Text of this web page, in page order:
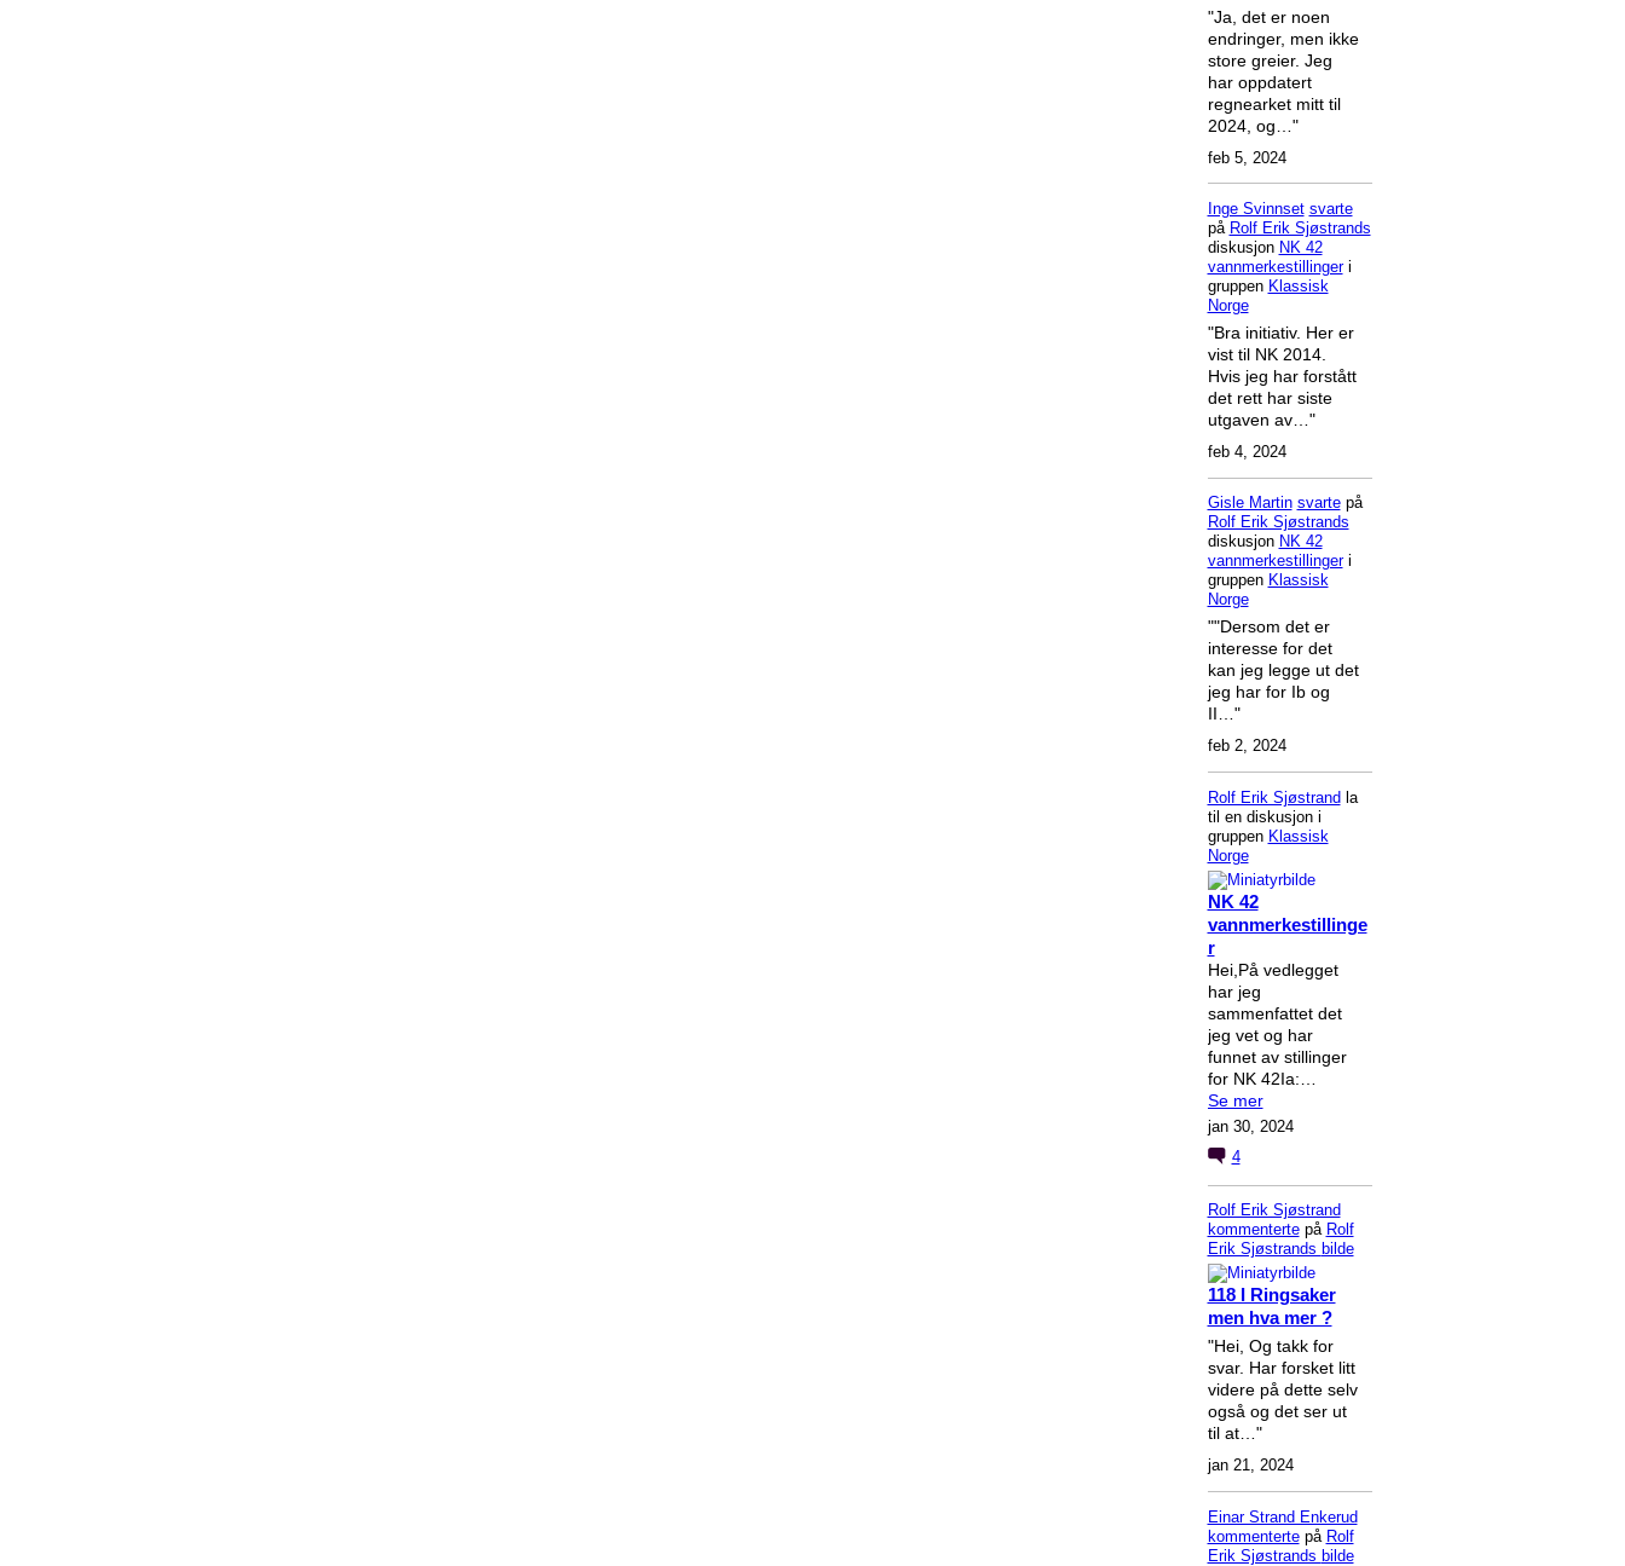
"Ja, det er noen
endringer, men ikke
store greier. Jeg
har oppdatert
regnearket mitt til
2024, og…"
feb 5, 2024
Inge Svinnset svarte
på Rolf Erik Sjøstrands
diskusjon NK 42
vannmerkestillingeri
gruppen Klassisk
Norge
"Bra initiativ. Her er
vist til NK 2014.
Hvis jeg har forstått
det rett har siste
utgaven av…"
feb 4, 2024
Gisle Martin svartepå
Rolf Erik Sjøstrands
diskusjon NK 42
vannmerkestillingeri
gruppen Klassisk
Norge
""Dersom det er
interesse for det
kan jeg legge ut det
jeg har for Ib og
II…"
feb 2, 2024
Rolf Erik Sjøstrand la
til en diskusjon i
gruppen Klassisk
Norge
NK 42
vannmerkestillinge
r
Hei,På vedlegget
har jeg
sammenfattet det
jeg vet og har
funnet av stillinger
for NK 42Ia:…
Se mer
jan 30, 2024
4
Rolf Erik Sjøstrand
kommentertepå Rolf
Erik Sjøstrands bilde
118 I Ringsaker
men hva mer ?
"Hei, Og takk for
svar. Har forsket litt
videre på dette selv
også og det ser ut
til at…"
jan 21, 2024
Einar Strand Enkerud
kommentertepå Rolf
Erik Sjøstrands bilde